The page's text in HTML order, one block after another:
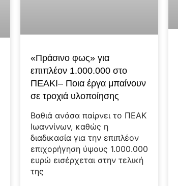
«Πράσινο φως» για
επιπλέον 1.000.000 στο
ΠΕΑΚΙ– Ποια έργα μπαίνουν
σε τροχιά υλοποίησης
Βαθιά ανάσα παίρνει το ΠΕΑΚ
Ιωαννίνων, καθώς η
διαδικασία για την επιπλέον
επιχορήγηση ύψους 1.000.000
ευρώ εισέρχεται στην τελική
της